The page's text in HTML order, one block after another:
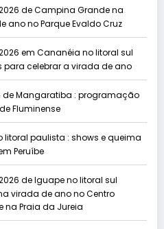
de Campina Grande na
ano no Parque Evaldo Cruz
em Cananéia no litoral sul
para celebrar a virada de ano
de Mangaratiba : programação
Fluminense
litoral paulista : shows e queima
Peruíbe
de Iguape no litoral sul
virada de ano no Centro
na Praia da Jureia